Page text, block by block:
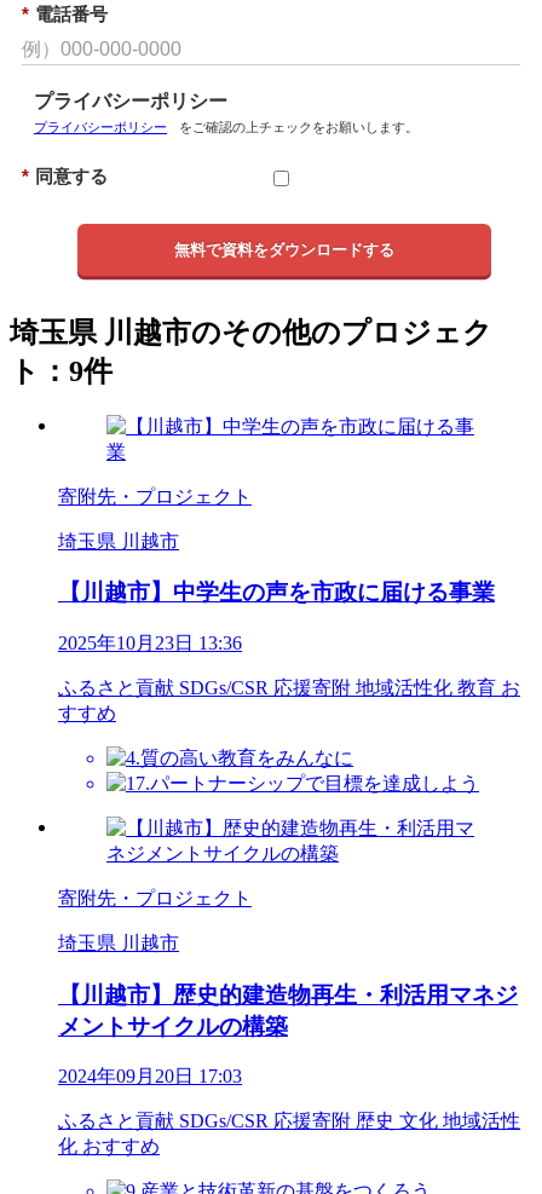
* 電話番号
プライバシーポリシー
プライバシーポリシー をご確認の上チェックをお願いします。
* 同意する
無料で資料をダウンロードする
埼玉県 川越市のその他のプロジェク
ト：9件
寄附先・プロジェクト
埼玉県 川越市
【川越市】中学生の声を市政に届ける事業
2025年10月23日 13:36
ふるさと貢献 SDGs/CSR 応援寄附 地域活性化 教育 お
すすめ
寄附先・プロジェクト
埼玉県 川越市
【川越市】歴史的建造物再生・利活用マネジ
メントサイクルの構築
2024年09月20日 17:03
ふるさと貢献 SDGs/CSR 応援寄附 歴史 文化 地域活性
化 おすすめ